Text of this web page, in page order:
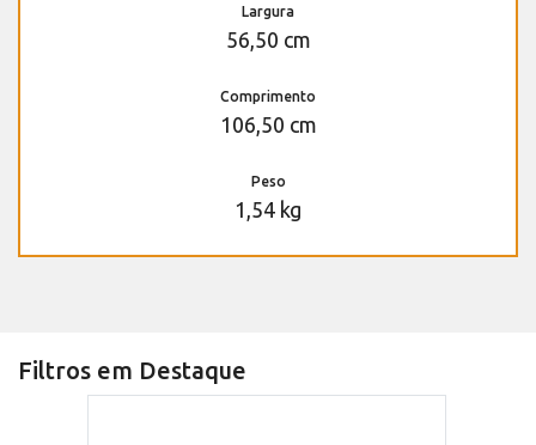
Largura
56,50 cm
Comprimento
106,50 cm
Peso
1,54 kg
Filtros em Destaque